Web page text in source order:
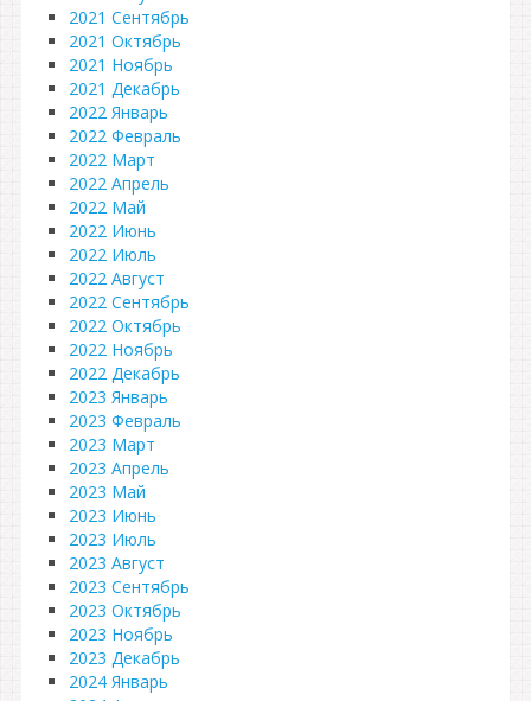
2021 Сентябрь
2021 Октябрь
2021 Ноябрь
2021 Декабрь
2022 Январь
2022 Февраль
2022 Март
2022 Апрель
2022 Май
2022 Июнь
2022 Июль
2022 Август
2022 Сентябрь
2022 Октябрь
2022 Ноябрь
2022 Декабрь
2023 Январь
2023 Февраль
2023 Март
2023 Апрель
2023 Май
2023 Июнь
2023 Июль
2023 Август
2023 Сентябрь
2023 Октябрь
2023 Ноябрь
2023 Декабрь
2024 Январь